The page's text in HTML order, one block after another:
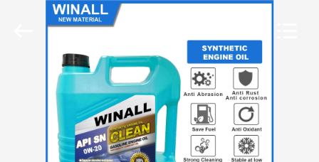
APERÇU
PRODUITS